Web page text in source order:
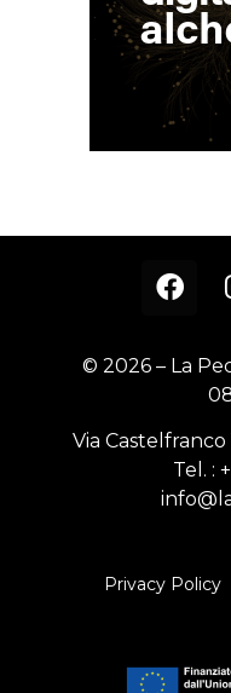
© 2026 – La
Via Castelfranco
Tel. :
Privacy Policy